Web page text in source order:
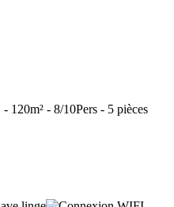
- 8/10Pers - 5 pièces